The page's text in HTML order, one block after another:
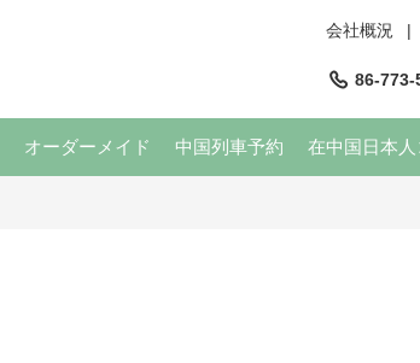
会社概況 |
86-773-
オーダーメイド 中国列車予約 在中国日本